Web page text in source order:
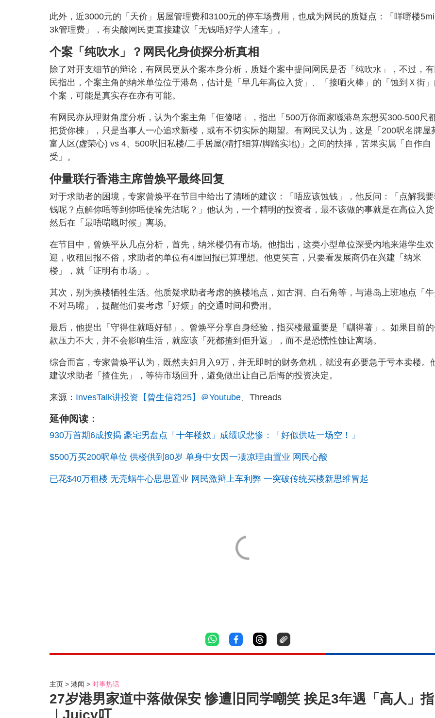
此外，近3000元的「天价」居屋管理费和3100元的停车场费用，也成为网民的质疑点：「咩嘢楼
3k管理费」，有尖酸网民更直接建议「无钱唔好学人渣车」。
个案「纯吹水」？网民化身侦探分析真相
除了对开支细节的辩论，有网民更从个案本身分析，质疑个案中提问网民是否「纯吹水」，不过，有
民指出，个案主角的纳米单位位于港岛，估计是「早几年高位入货」、「接哂火棒」的「蚀到Ｘ街
个案，可能是真实存在亦有可能。
有网民亦从理财角度分析，认为个案主角「佢傻啫」，指出「500万你而家喺港岛东想买300-500尺
把货你楝」，只是当事人一心追求新楼，或有不切实际的期望。有网民又认为，这是「200呎名牌屋
富人区(虚荣心) vs 4、500呎旧私楼/二手居屋(精打细算/脚踏实地)」之间的抉择，苦果实属「自作自
受」。
仲量联行香港主席曾焕平最终回复
对于求助者的困境，专家曾焕平在节目中给出了清晰的建议：「唔应该蚀钱」，他反问：「点解我
钱呢？点解你唔等到你唔使输先沽呢？」他认为，一个精明的投资者，最不该做的事就是在高位入货
然后在「最唔啱嘅时候」离场。
在节目中，曾焕平从几点分析，首先，纳米楼仍有市场。他指出，这类小型单位深受内地来港学生欢
迎，收租回报不俗，求助者的单位有4厘回报已算理想。他更笑言，只要看发展商仍在兴建「纳米
楼」，就「证明有市场」。
其次，别为换楼牺牲生活。他质疑求助者考虑的换楼地点，如古洞、白石角等，与港岛上班地点「
不对马嘴」，提醒他们要考虑「好烦」的交通时间和费用。
最后，他提出「守得住就唔好郁」。曾焕平分享自身经验，指买楼最重要是「瞓得著」。如果目前
款压力不大，并不会影响生活，就应该「死都揸到佢升返」，而不是恐慌性蚀让离场。
综合而言，专家曾焕平认为，既然夫妇月入9万，并无即时的财务危机，就没有必要急于亏本卖楼。
建议求助者「揸住先」，等待市场回升，避免做出让自己后悔的投资决定。
来源： InvesTalk讲投资【曾生信箱25】＠Youtube、Threads
延伸阅读：
930万首期6成按揭 豪宅男盘点「十年楼奴」成绩叹悲惨：「好似供咗一场空！」
$500万买200呎单位 供楼供到80岁 单身中女因一凄凉理由置业 网民心酸
已花$40万租楼 无壳蜗牛心思思置业 网民激辩上车利弊 一突破传统买楼新思维冒起
主页 港闻 时事热话
27岁港男家道中落做保安 惨遭旧同学嘲笑 挨足3年遇「高人」
｜Juicy叮